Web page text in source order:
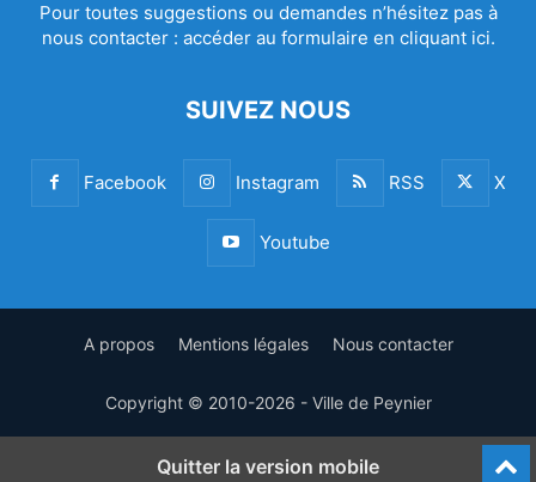
Pour toutes suggestions ou demandes n’hésitez pas à
nous contacter : accéder au formulaire en cliquant ici.
SUIVEZ NOUS
Facebook Instagram RSS X
Youtube
A propos Mentions légales Nous contacter
Copyright © 2010-2026 - Ville de Peynier
Quitter la version mobile